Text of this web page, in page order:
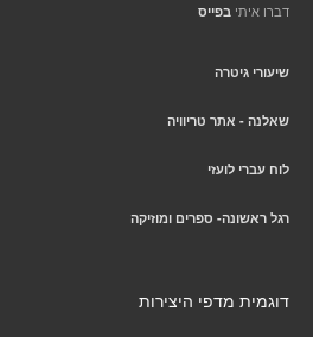
דברו איתי בפייס
שיעורי גיטרה
שאלנה - אתר טריוויה
לוח עברי לועזי
רגל ראשונה- ספרים ומוזיקה
דוגמית מדפי היצירות